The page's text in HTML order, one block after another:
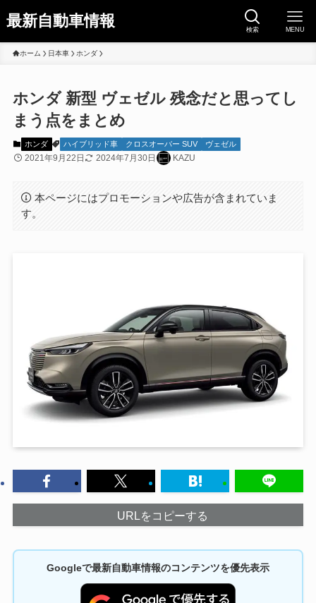
最新自動車情報 検索 MENU
ホーム 日本車 ホンダ
ホンダ 新型 ヴェゼル 残念だと思ってし
まう点をまとめ
ホンダ ハイブリッド車 クロスオーバー SUV ヴェゼル
2021年9月22日 2024年7月30日 KAZU
本ページにはプロモーションや広告が含まれていま
す。
URLをコピーする
Googleで最新自動車情報のコンテンツを優先表示